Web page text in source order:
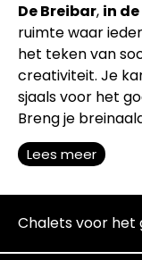
De Breibar, in
ruimte waar
het teken van
creativiteit. Je
sjaals voor het
Breng je
Lees meer
Chalets voor het